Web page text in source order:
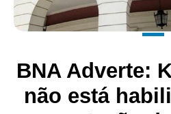
BNA Adverte:
não está